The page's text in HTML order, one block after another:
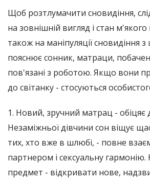
Щоб розтлумачити сновидіння,
на зовнішній вигляд і стан
також на маніпуляції сновидіння
пояснює сонник, матраци,
пов'язані з роботою. Якщо вони
до світанку - стосуються
1. Новий, зручний матрац - обіцяє
Незаміжньої дівчини сон віщує
тих, хто вже в шлюбі, - повне
партнером і сексуальну
предмет - відкривати нове,